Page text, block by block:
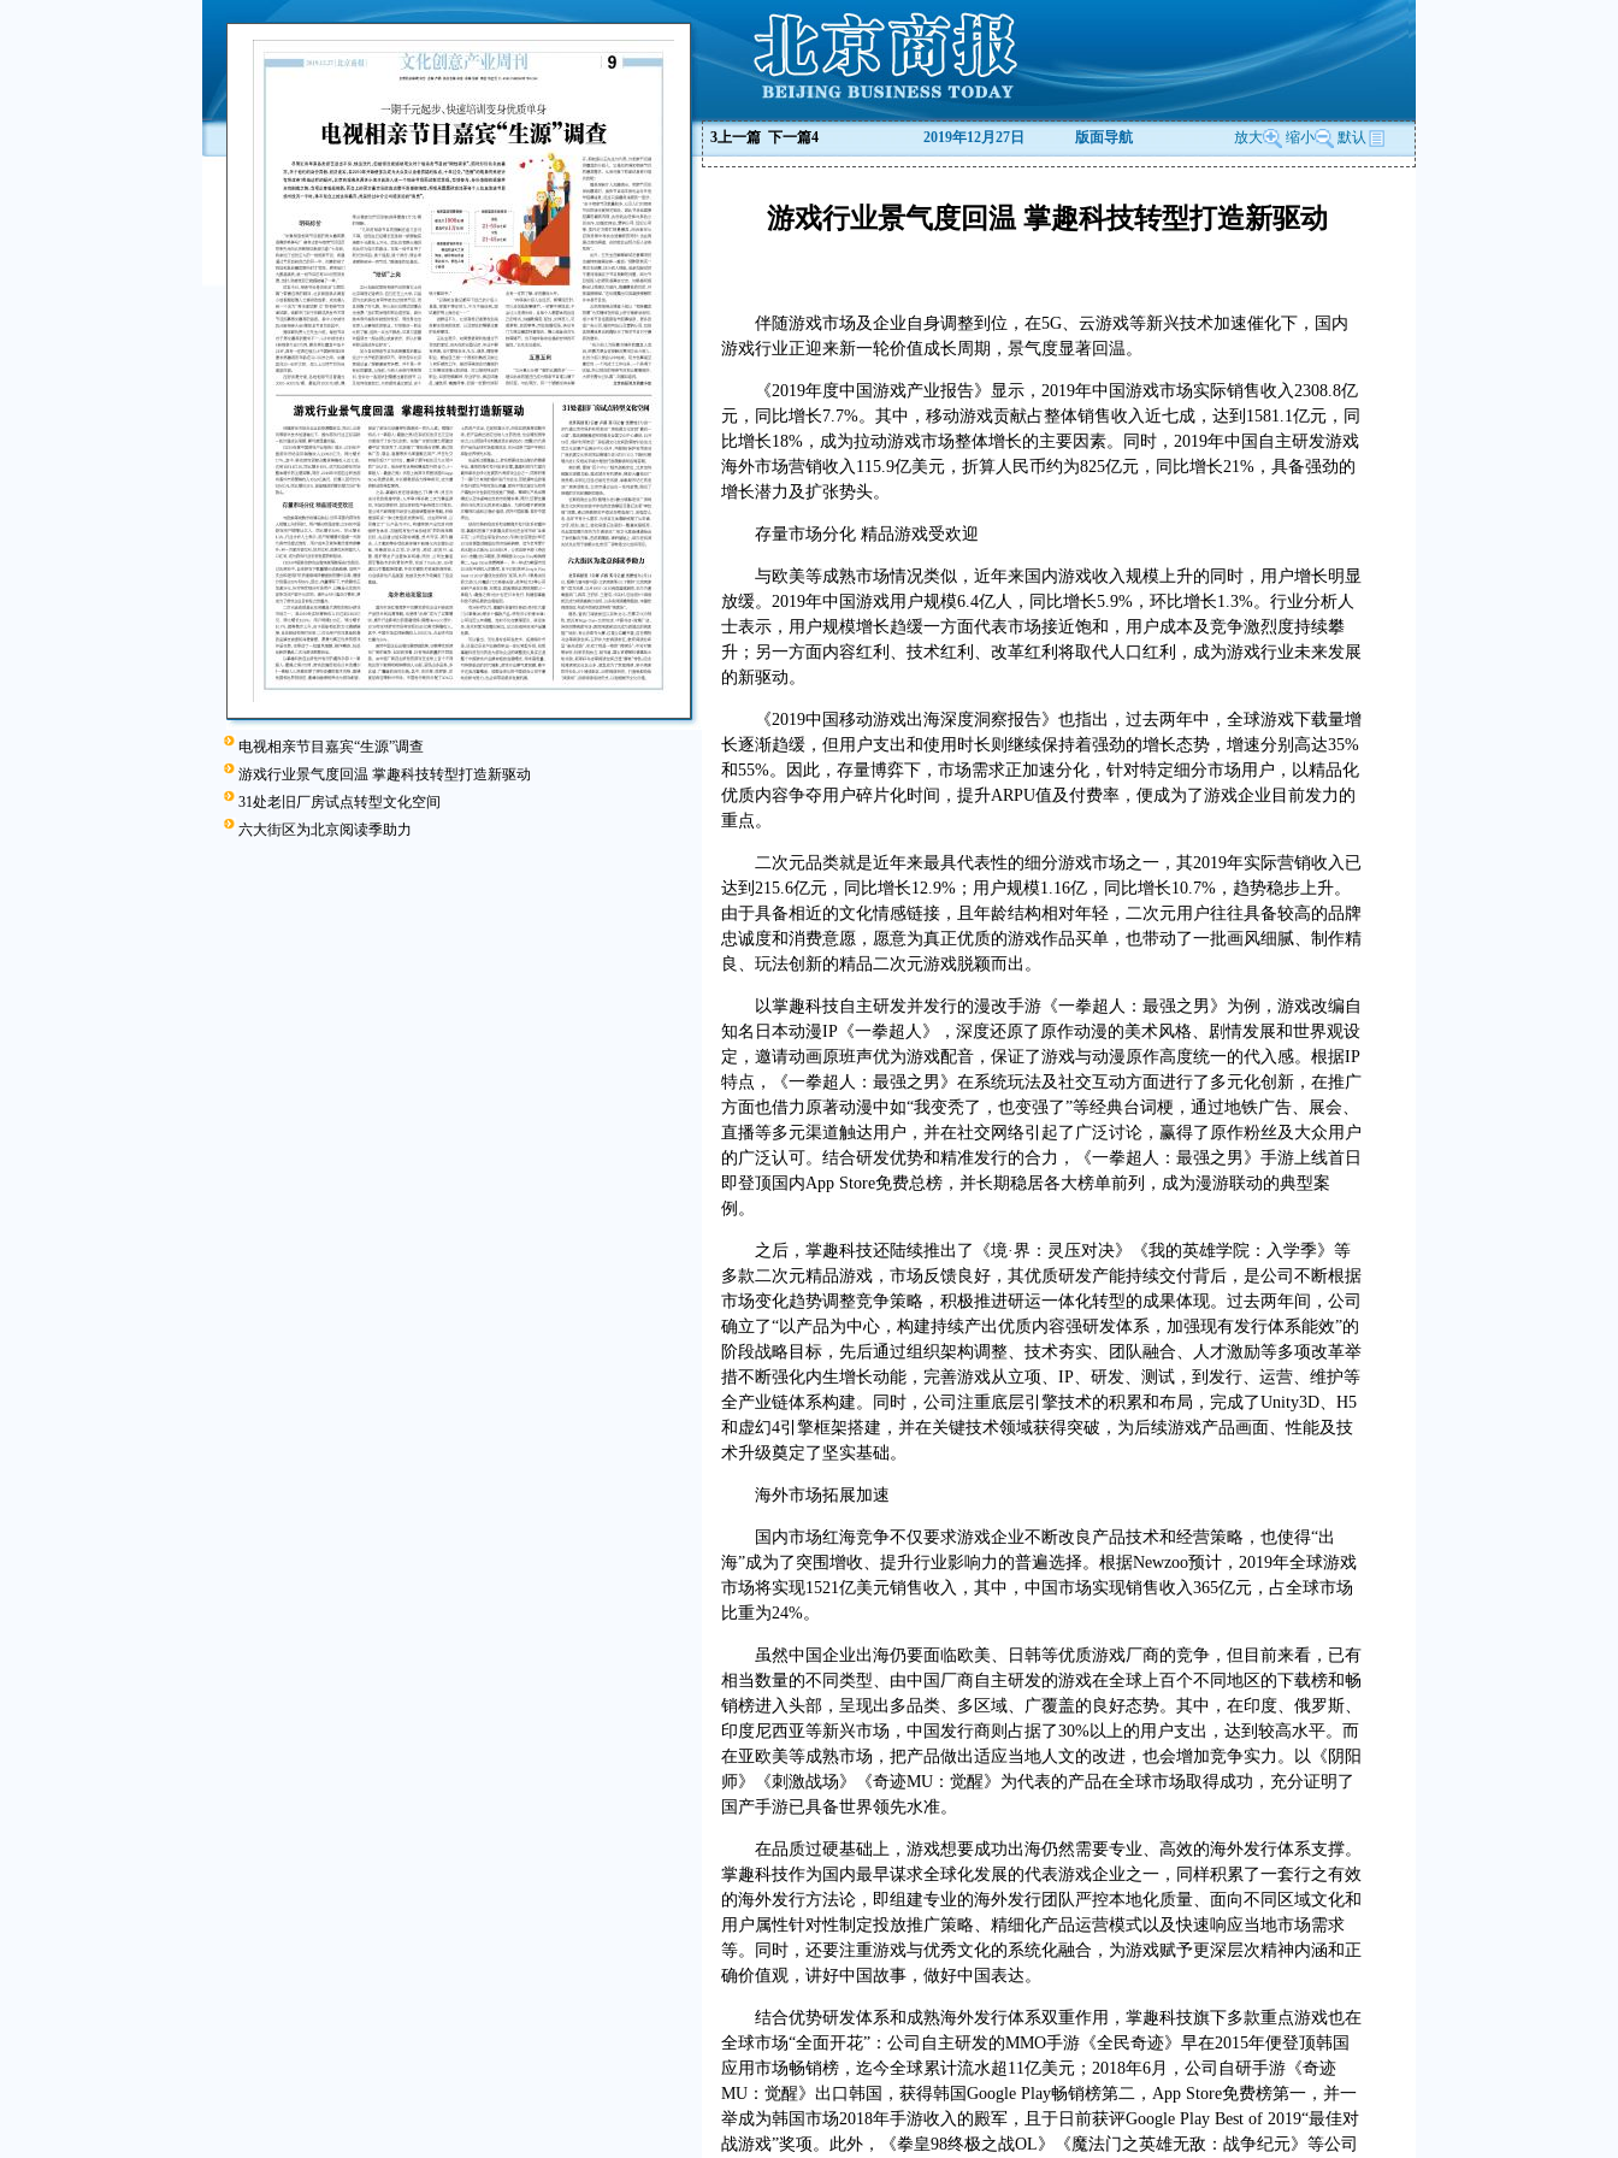
电视相亲节目嘉宾“生源”调查
游戏行业景气度回温 掌趣科技转型打造新驱动
31处老旧厂房试点转型文化空间
六大街区为北京阅读季助力
3上一篇 下一篇4 2019年12月27日 版面导航 放大 缩小 默认
游戏行业景气度回温 掌趣科技转型打造新驱动
伴随游戏市场及企业自身调整到位，在5G、云游戏等新兴技术加速催化下，国内
游戏行业正迎来新一轮价值成长周期，景气度显著回温。
《2019年度中国游戏产业报告》显示，2019年中国游戏市场实际销售收入2308.8亿
元，同比增长7.7%。其中，移动游戏贡献占整体销售收入近七成，达到1581.1亿元，同
比增长18%，成为拉动游戏市场整体增长的主要因素。同时，2019年中国自主研发游戏
海外市场营销收入115.9亿美元，折算人民币约为825亿元，同比增长21%，具备强劲的
增长潜力及扩张势头。
存量市场分化 精品游戏受欢迎
与欧美等成熟市场情况类似，近年来国内游戏收入规模上升的同时，用户增长明显
放缓。2019年中国游戏用户规模6.4亿人，同比增长5.9%，环比增长1.3%。行业分析人
士表示，用户规模增长趋缓一方面代表市场接近饱和，用户成本及竞争激烈度持续攀
升；另一方面内容红利、技术红利、改革红利将取代人口红利，成为游戏行业未来发展
的新驱动。
《2019中国移动游戏出海深度洞察报告》也指出，过去两年中，全球游戏下载量增
长逐渐趋缓，但用户支出和使用时长则继续保持着强劲的增长态势，增速分别高达35%
和55%。因此，存量博弈下，市场需求正加速分化，针对特定细分市场用户，以精品化
优质内容争夺用户碎片化时间，提升ARPU值及付费率，便成为了游戏企业目前发力的
重点。
二次元品类就是近年来最具代表性的细分游戏市场之一，其2019年实际营销收入已
达到215.6亿元，同比增长12.9%；用户规模1.16亿，同比增长10.7%，趋势稳步上升。
由于具备相近的文化情感链接，且年龄结构相对年轻，二次元用户往往具备较高的品牌
忠诚度和消费意愿，愿意为真正优质的游戏作品买单，也带动了一批画风细腻、制作精
良、玩法创新的精品二次元游戏脱颖而出。
以掌趣科技自主研发并发行的漫改手游《一拳超人：最强之男》为例，游戏改编自
知名日本动漫IP《一拳超人》，深度还原了原作动漫的美术风格、剧情发展和世界观设
定，邀请动画原班声优为游戏配音，保证了游戏与动漫原作高度统一的代入感。根据IP
特点，《一拳超人：最强之男》在系统玩法及社交互动方面进行了多元化创新，在推广
方面也借力原著动漫中如“我变秃了，也变强了”等经典台词梗，通过地铁广告、展会、
直播等多元渠道触达用户，并在社交网络引起了广泛讨论，赢得了原作粉丝及大众用户
的广泛认可。结合研发优势和精准发行的合力，《一拳超人：最强之男》手游上线首日
即登顶国内App Store免费总榜，并长期稳居各大榜单前列，成为漫游联动的典型案
例。
之后，掌趣科技还陆续推出了《境·界：灵压对决》《我的英雄学院：入学季》等
多款二次元精品游戏，市场反馈良好，其优质研发产能持续交付背后，是公司不断根据
市场变化趋势调整竞争策略，积极推进研运一体化转型的成果体现。过去两年间，公司
确立了“以产品为中心，构建持续产出优质内容强研发体系，加强现有发行体系能效”的
阶段战略目标，先后通过组织架构调整、技术夯实、团队融合、人才激励等多项改革举
措不断强化内生增长动能，完善游戏从立项、IP、研发、测试，到发行、运营、维护等
全产业链体系构建。同时，公司注重底层引擎技术的积累和布局，完成了Unity3D、H5
和虚幻4引擎框架搭建，并在关键技术领域获得突破，为后续游戏产品画面、性能及技
术升级奠定了坚实基础。
海外市场拓展加速
国内市场红海竞争不仅要求游戏企业不断改良产品技术和经营策略，也使得“出
海”成为了突围增收、提升行业影响力的普遍选择。根据Newzoo预计，2019年全球游戏
市场将实现1521亿美元销售收入，其中，中国市场实现销售收入365亿元，占全球市场
比重为24%。
虽然中国企业出海仍要面临欧美、日韩等优质游戏厂商的竞争，但目前来看，已有
相当数量的不同类型、由中国厂商自主研发的游戏在全球上百个不同地区的下载榜和畅
销榜进入头部，呈现出多品类、多区域、广覆盖的良好态势。其中，在印度、俄罗斯、
印度尼西亚等新兴市场，中国发行商则占据了30%以上的用户支出，达到较高水平。而
在亚欧美等成熟市场，把产品做出适应当地人文的改进，也会增加竞争实力。以《阴阳
师》《刺激战场》《奇迹MU：觉醒》为代表的产品在全球市场取得成功，充分证明了
国产手游已具备世界领先水准。
在品质过硬基础上，游戏想要成功出海仍然需要专业、高效的海外发行体系支撑。
掌趣科技作为国内最早谋求全球化发展的代表游戏企业之一，同样积累了一套行之有效
的海外发行方法论，即组建专业的海外发行团队严控本地化质量、面向不同区域文化和
用户属性针对性制定投放推广策略、精细化产品运营模式以及快速响应当地市场需求
等。同时，还要注重游戏与优秀文化的系统化融合，为游戏赋予更深层次精神内涵和正
确价值观，讲好中国故事，做好中国表达。
结合优势研发体系和成熟海外发行体系双重作用，掌趣科技旗下多款重点游戏也在
全球市场“全面开花”：公司自主研发的MMO手游《全民奇迹》早在2015年便登顶韩国
应用市场畅销榜，迄今全球累计流水超11亿美元；2018年6月，公司自研手游《奇迹
MU：觉醒》出口韩国，获得韩国Google Play畅销榜第二，App Store免费榜第一，并一
举成为韩国市场2018年手游收入的殿军，且于日前获评Google Play Best of 2019“最佳对
战游戏”奖项。此外，《拳皇98终极之战OL》《魔法门之英雄无敌：战争纪元》等公司